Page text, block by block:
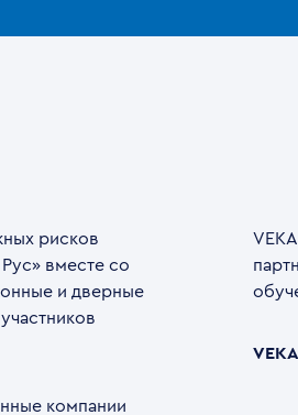
рисков
вместе со
и дверные
компании